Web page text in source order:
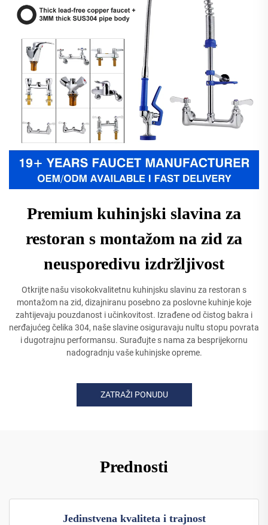
Premium kuhinjski slavina za
restoran s montažom na zid za
neusporedivu izdržljivost
Otkrijte našu visokokvalitetnu kuhinjsku slavinu za restoran s
montažom na zid, dizajniranu posebno za poslovne kuhinje koje
zahtijevaju pouzdanost i učinkovitost. Izrađene od čistog bakra i
nerđajućeg čelika 304, naše slavine osiguravaju nultu stopu povrata
i dugotrajnu performansu. Surađujte s nama za besprijekornu
nadogradnju vaše kuhinjske opreme.
ZATRAŽI PONUDU
Prednosti
Jedinstvena kvaliteta i trajnost